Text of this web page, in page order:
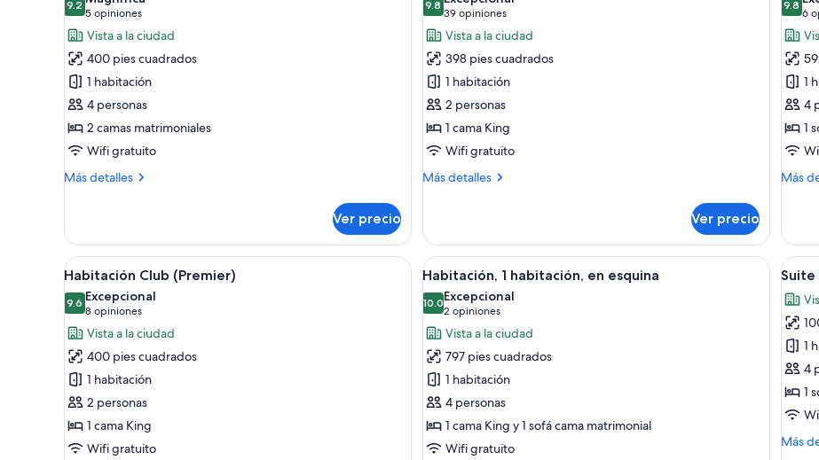
size
las
fotos
de
Habitación
doble
Club
9.29.2 de 10
5 opiniones
(5
opiniones)
Vista a la ciudad
400 pies cuadrados
1 habitación
4 personas
2 camas matrimoniales
Wifi gratuito
Más detalles
Más
doble
Club
Ver precio
las
fotos
de
Habitación
Premier,
1
cama
King
size
9.89.8 de 10
39 opiniones
(39
opiniones)
Vista a la ciudad
398 pies cuadrados
1 habitación
2 personas
1 cama King
Wifi gratuito
Más detalles
Más
Premier,
cama
King
size
Ver precio
las
de
9.89.86
(6
1
4
1
Más
Más
1
Abrir
todas
las
fotos
de
Habitación
Club
(Premier)
Habitación de hotel con una cama grande, una silla, una mesita, una lámpara, un espejo y vistas al exterior.
11
Habitación Club (Premier)
9.69.6 de 10
Excepcional
8 opiniones
(8
opiniones)
Vista a la ciudad
400 pies cuadrados
1 habitación
2 personas
1 cama King
Wifi gratuito
Abrir
todas
las
fotos
de
Habitación,
habitación,
en
esquina
Una habitación con sofá, sillón, mesa de
9
Habitación, 1 habitación, en esquina
10.010.0 de 10
Excepcional
2 opiniones
(2
opiniones)
Vista a la ciudad
797 pies cuadrados
1 habitación
4 personas
1 cama King y 1 sofá cama matrimonial
Wifi gratuito
Abrir
las
de
de
lujo
8
Suite
1
4
1
Más
Más